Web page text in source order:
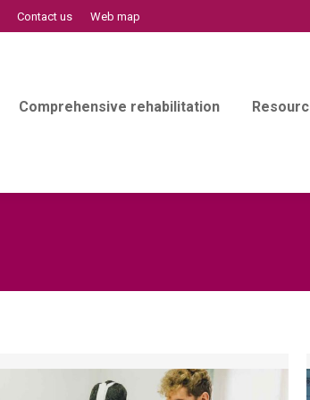
Contact us Web map
Comprehensive rehabilitation